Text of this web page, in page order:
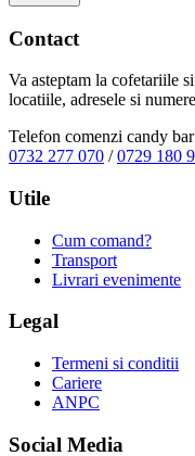
Contact
Va asteptam la cofetariile
locatiile, adresele si
Telefon comenzi candy
0732 277 070 /0729 180
Utile
Cum comand?
Transport
Livrari evenimente
Legal
Termeni si conditii
Cariere
ANPC
Social Media